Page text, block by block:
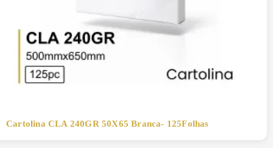
Cartolina CLA 240GR 50X65 Branca- 125Folhas